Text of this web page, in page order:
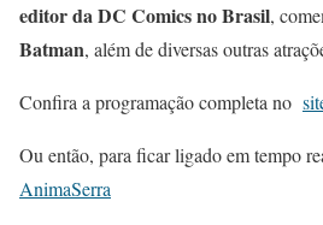
editor da DC Comics no Brasil,
Batman, além de diversas outras
Confira a programação completa no
Ou então, para ficar ligado em tempo
AnimaSerra